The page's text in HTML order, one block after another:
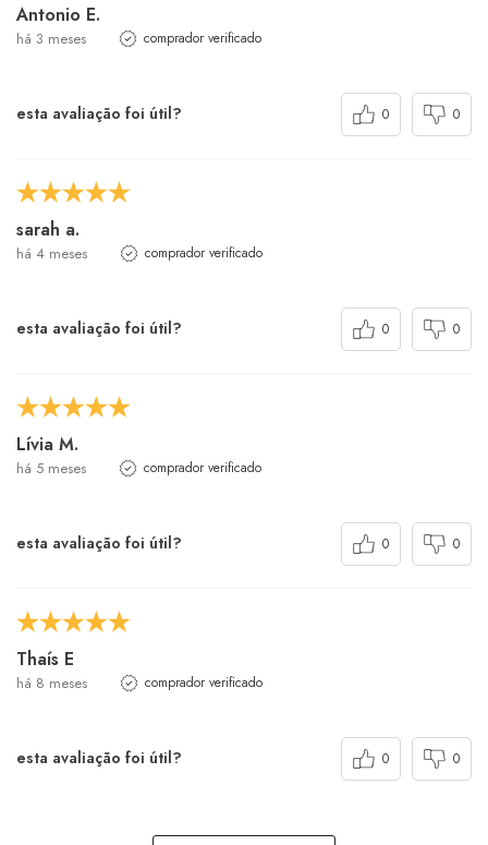
Antonio E.
há 3 meses comprador verificado
esta avaliação foi útil? 0 0
sarah a.
há 4 meses comprador verificado
esta avaliação foi útil? 0 0
Lívia M.
há 5 meses comprador verificado
esta avaliação foi útil? 0 0
Thaís E
há 8 meses comprador verificado
esta avaliação foi útil? 0 0